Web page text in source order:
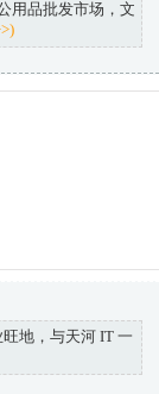
用品批发市场，文
地，与天河 IT 一